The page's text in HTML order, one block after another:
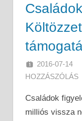
2016-07-14
HOZZÁSZÓLÁS
Családok
milliós vissza